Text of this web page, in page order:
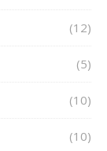
(12)
(5)
(10)
(10)